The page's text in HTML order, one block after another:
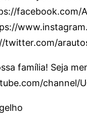
facebook.com/
família! Seja
channel/